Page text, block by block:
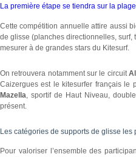
La première étape se tiendra sur la
Cette compétition annuelle attire aussi
de glisse (planches directionnelles, surf,
mesurer à de grandes stars du Kitesurf.
On retrouvera notamment sur le circuit
Caizergues est le kitesurfer français le
Mazella , sportif de Haut Niveau,
présent.
Les catégories de supports de glisse
Pour valoriser l’ensemble des